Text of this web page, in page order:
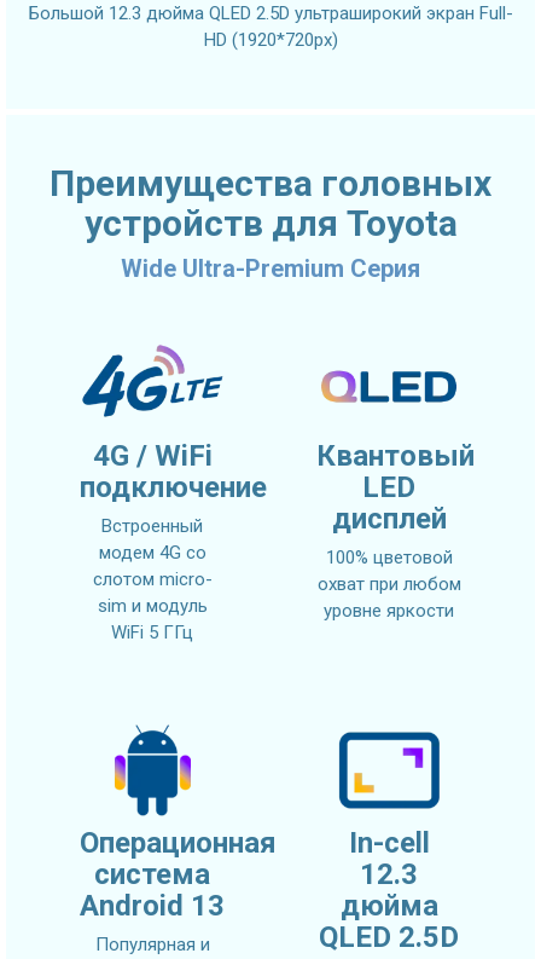
Большой 12.3 дюйма QLED 2.5D ультраширокий экран Full-
HD (1920*720px)
Преимущества головных
устройств для Toyota
Wide Ultra-Premium Серия
4G / WiFi
подключение
Встроенный
модем 4G со
слотом micro-
sim и модуль
WiFi 5 ГГц
Квантовый
LED
дисплей
100% цветовой
охват при любом
уровне яркости
Операционная
система
Android 13
Популярная и
In-cell
12.3
дюйма
QLED 2.5D